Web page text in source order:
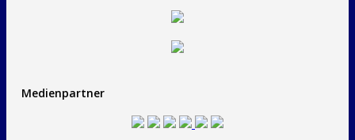
Medienpartner